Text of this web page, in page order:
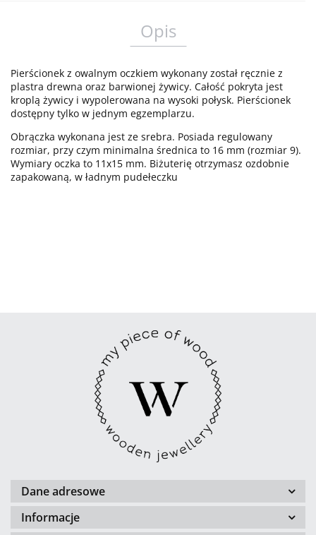
Opis
Pierścionek z owalnym oczkiem wykonany został ręcznie z
plastra drewna oraz barwionej żywicy. Całość pokryta jest
kroplą żywicy i wypolerowana na wysoki połysk. Pierścionek
dostępny tylko w jednym egzemplarzu.
Obrączka wykonana jest ze srebra. Posiada regulowany
rozmiar, przy czym minimalna średnica to 16 mm (rozmiar 9).
Wymiary oczka to 11x15 mm. Biżuterię otrzymasz ozdobnie
zapakowaną, w ładnym pudełeczku
Dane adresowe
Informacje